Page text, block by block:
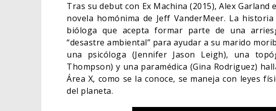
Tras su debut con Ex Machina (2015), Alex
novela homónima de Jeff VanderMeer. La
bióloga que acepta formar parte de una
“desastre ambiental” para ayudar a su marido
una psicóloga (Jennifer Jason Leigh), una
Thompson) y una paramédica (Gina Rodriguez)
Área X, como se la conoce, se maneja con leyes
del planeta.